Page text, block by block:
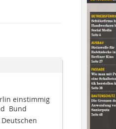
einstimmig
 Bund